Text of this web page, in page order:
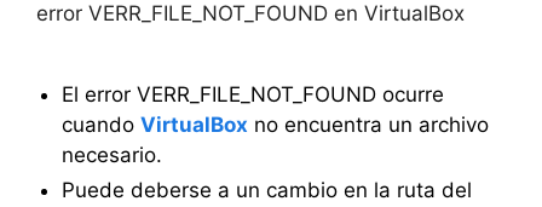
error VERR_FILE_NOT_FOUND en VirtualBox
El error VERR_FILE_NOT_FOUND ocurre
cuando VirtualBox no encuentra un archivo
necesario.
Puede deberse a un cambio en la ruta del